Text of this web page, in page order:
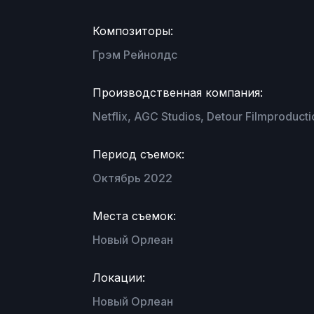
Композиторы:
Грэм Рейнолдс
Производственная компания:
Netflix, AGC Studios, Detour
Период съемок:
Октябрь 2022
Места съемок:
Новый Орлеан
Локации:
Новый Орлеан